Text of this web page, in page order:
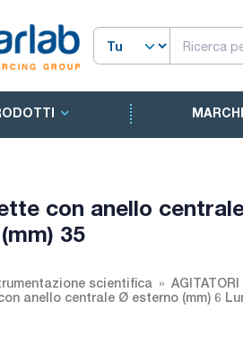
MARCHI
con anello
35
scientifica AGITATORI
anello centrale Ø esterno (mm) 6